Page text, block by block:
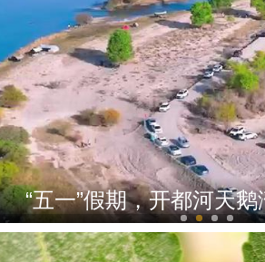
“阿克苏是个好地方·四季